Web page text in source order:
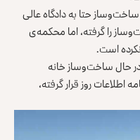
حتا به دادگاه عالی
را گرفته، اما محکمه‌ی
است.
در سه هفته‌ی گذشته ۳۰۰ نفر در حال ساخت‌وساز خانه
اطلاعات روز قرار گرفته،